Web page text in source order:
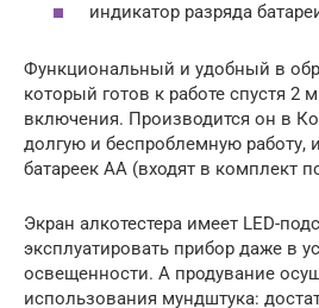
индикатор разряда
Функциональный и удобный в
который готов к работе спустя 2
включения. Производится он в
долгую и беспроблемную работу,
батареек АА (входят в комплект
Экран алкотестера имеет LED-
эксплуатировать прибор даже в
освещенности. А продувание
использования мундштука: